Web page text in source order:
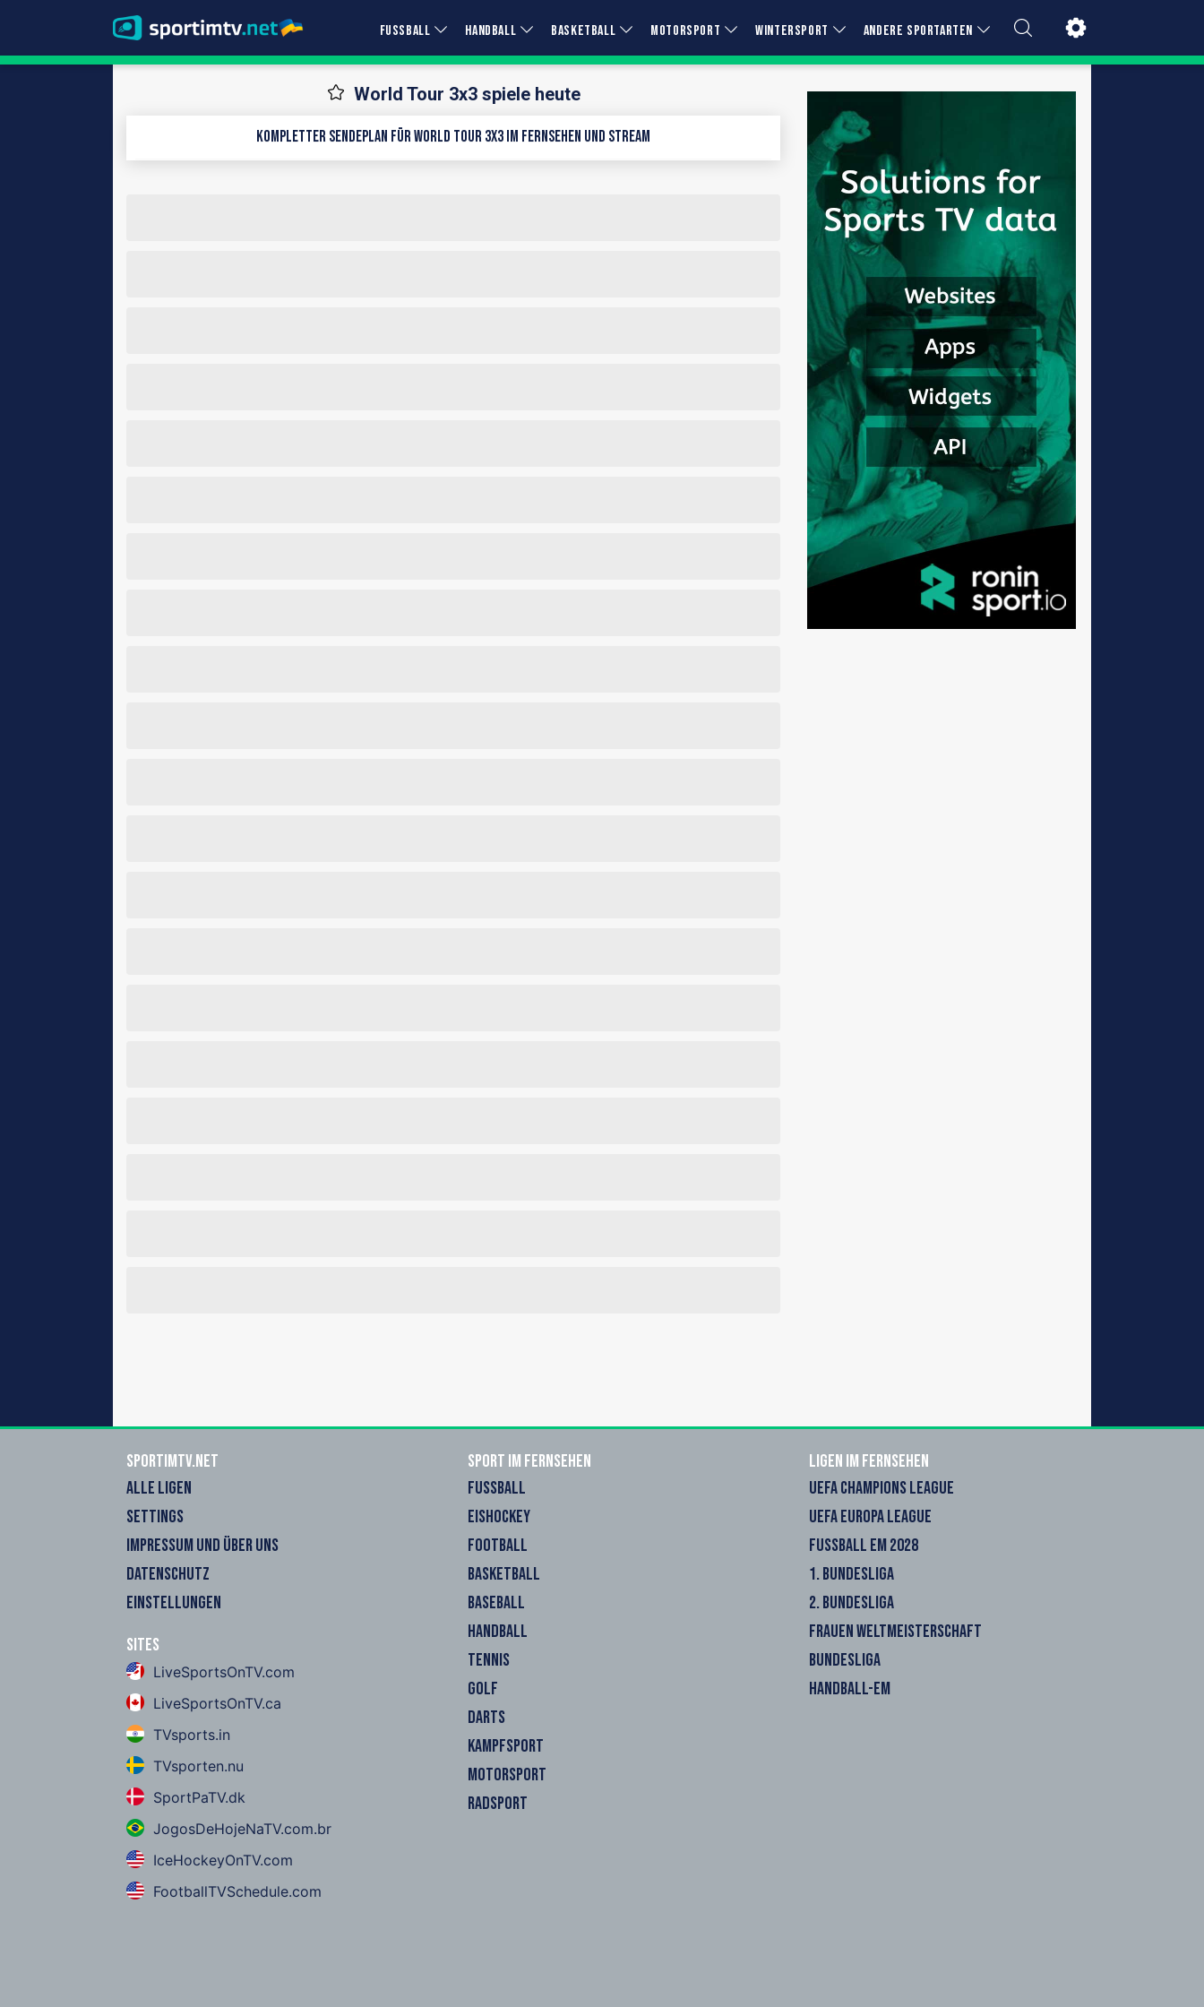
FUSSBALL HANDBALL BASKETBALL MOTORSPORT WINTERSPORT ANDERE SPORTARTEN
World Tour 3x3 spiele heute
Kompletter Sendeplan für World Tour 3x3 im Fernsehen und Stream
sportimtv.net
ALLE LIGEN
SETTINGS
IMPRESSUM UND ÜBER UNS
DATENSCHUTZ
EINSTELLUNGEN
Sites
LiveSportsOnTV.com
LiveSportsOnTV.ca
TVsports.in
TVsporten.nu
SportPaTV.dk
JogosDeHojeNaTV.com.br
IceHockeyOnTV.com
FootballTVSchedule.com
Sport im Fernsehen
FUSSBALL
EISHOCKEY
FOOTBALL
BASKETBALL
BASEBALL
HANDBALL
TENNIS
GOLF
DARTS
KAMPFSPORT
MOTORSPORT
RADSPORT
Ligen im Fernsehen
UEFA CHAMPIONS LEAGUE
UEFA EUROPA LEAGUE
FUSSBALL EM 2028
1. BUNDESLIGA
2. BUNDESLIGA
FRAUEN WELTMEISTERSCHAFT
BUNDESLIGA
HANDBALL-EM